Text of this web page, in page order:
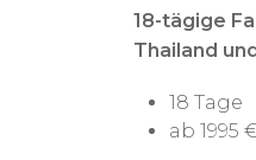
18-tägige
Thailand
18 Tage
ab 1995